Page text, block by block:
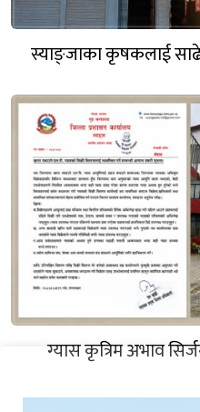
स्याङ्जाका कृषकलाई
ग्यास कृत्रिम अभाव